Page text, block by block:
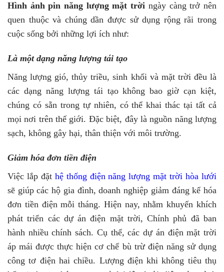
Hình ảnh pin năng lượng mặt trời ngày càng trở nên
quen thuộc và chúng dần được sử dụng rộng rãi trong
cuộc sống bởi những lợi ích như:
Là một dạng năng lượng tái tạo
Năng lượng gió, thủy triều, sinh khối và mặt trời đều là
các dạng năng lượng tái tạo không bao giờ cạn kiệt,
chúng có sẵn trong tự nhiên, có thể khai thác tại tất cả
mọi nơi trên thế giới. Đặc biệt, đây là nguồn năng lượng
sạch, không gây hại, thân thiện với môi trường.
Giảm hóa đơn tiền điện
Việc lắp đặt hệ thống điện năng lượng mặt trời hòa lưới
sẽ giúp các hộ gia đình, doanh nghiệp giảm đáng kể hóa
đơn tiền điện mỗi tháng. Hiện nay, nhằm khuyến khích
phát triển các dự án điện mặt trời, Chính phủ đã ban
hành nhiều chính sách. Cụ thể, các dự án điện mặt trời
áp mái được thực hiện cơ chế bù trừ điện năng sử dụng
công tơ điện hai chiều. Lượng điện khi không tiêu thụ